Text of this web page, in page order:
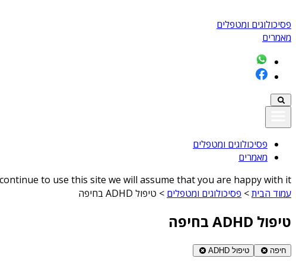
פסיכולוגים ומטפלים
מאמרים
פסיכולוגים ומטפלים
מאמרים
to use this site we will assume that you are happy with it
עמוד הבית> פסיכולוגים ומטפלים > טיפול ADHD בחיפה
טיפול ADHD בחיפה
חיפה טיפול ADHD